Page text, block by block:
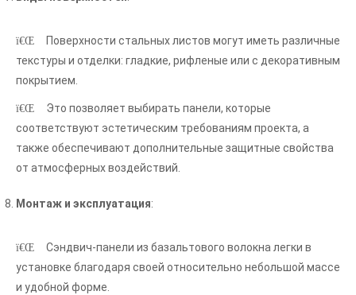
Поверхности стальных листов могут иметь различные
текстуры и отделки: гладкие, рифленые или с декоративным
покрытием.
Это позволяет выбирать панели, которые
соответствуют эстетическим требованиям проекта, а
также обеспечивают дополнительные защитные свойства
от атмосферных воздействий.
Монтаж и эксплуатация:
Сэндвич-панели из базальтового волокна легки в
установке благодаря своей относительно небольшой массе
и удобной форме.